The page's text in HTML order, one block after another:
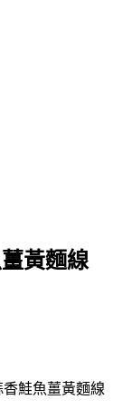
黃麵線
鮭魚薑黃麵線